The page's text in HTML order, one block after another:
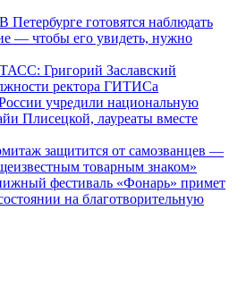
Петербурге готовятся наблюдать
— чтобы его увидеть, нужно
Григорий Заславский
ректора ГИТИСа
учредили национальную
Плисецкой, лауреаты вместе
защитится от самозванцев —
товарным знаком»
фестиваль «Фонарь» примет
на благотворительную